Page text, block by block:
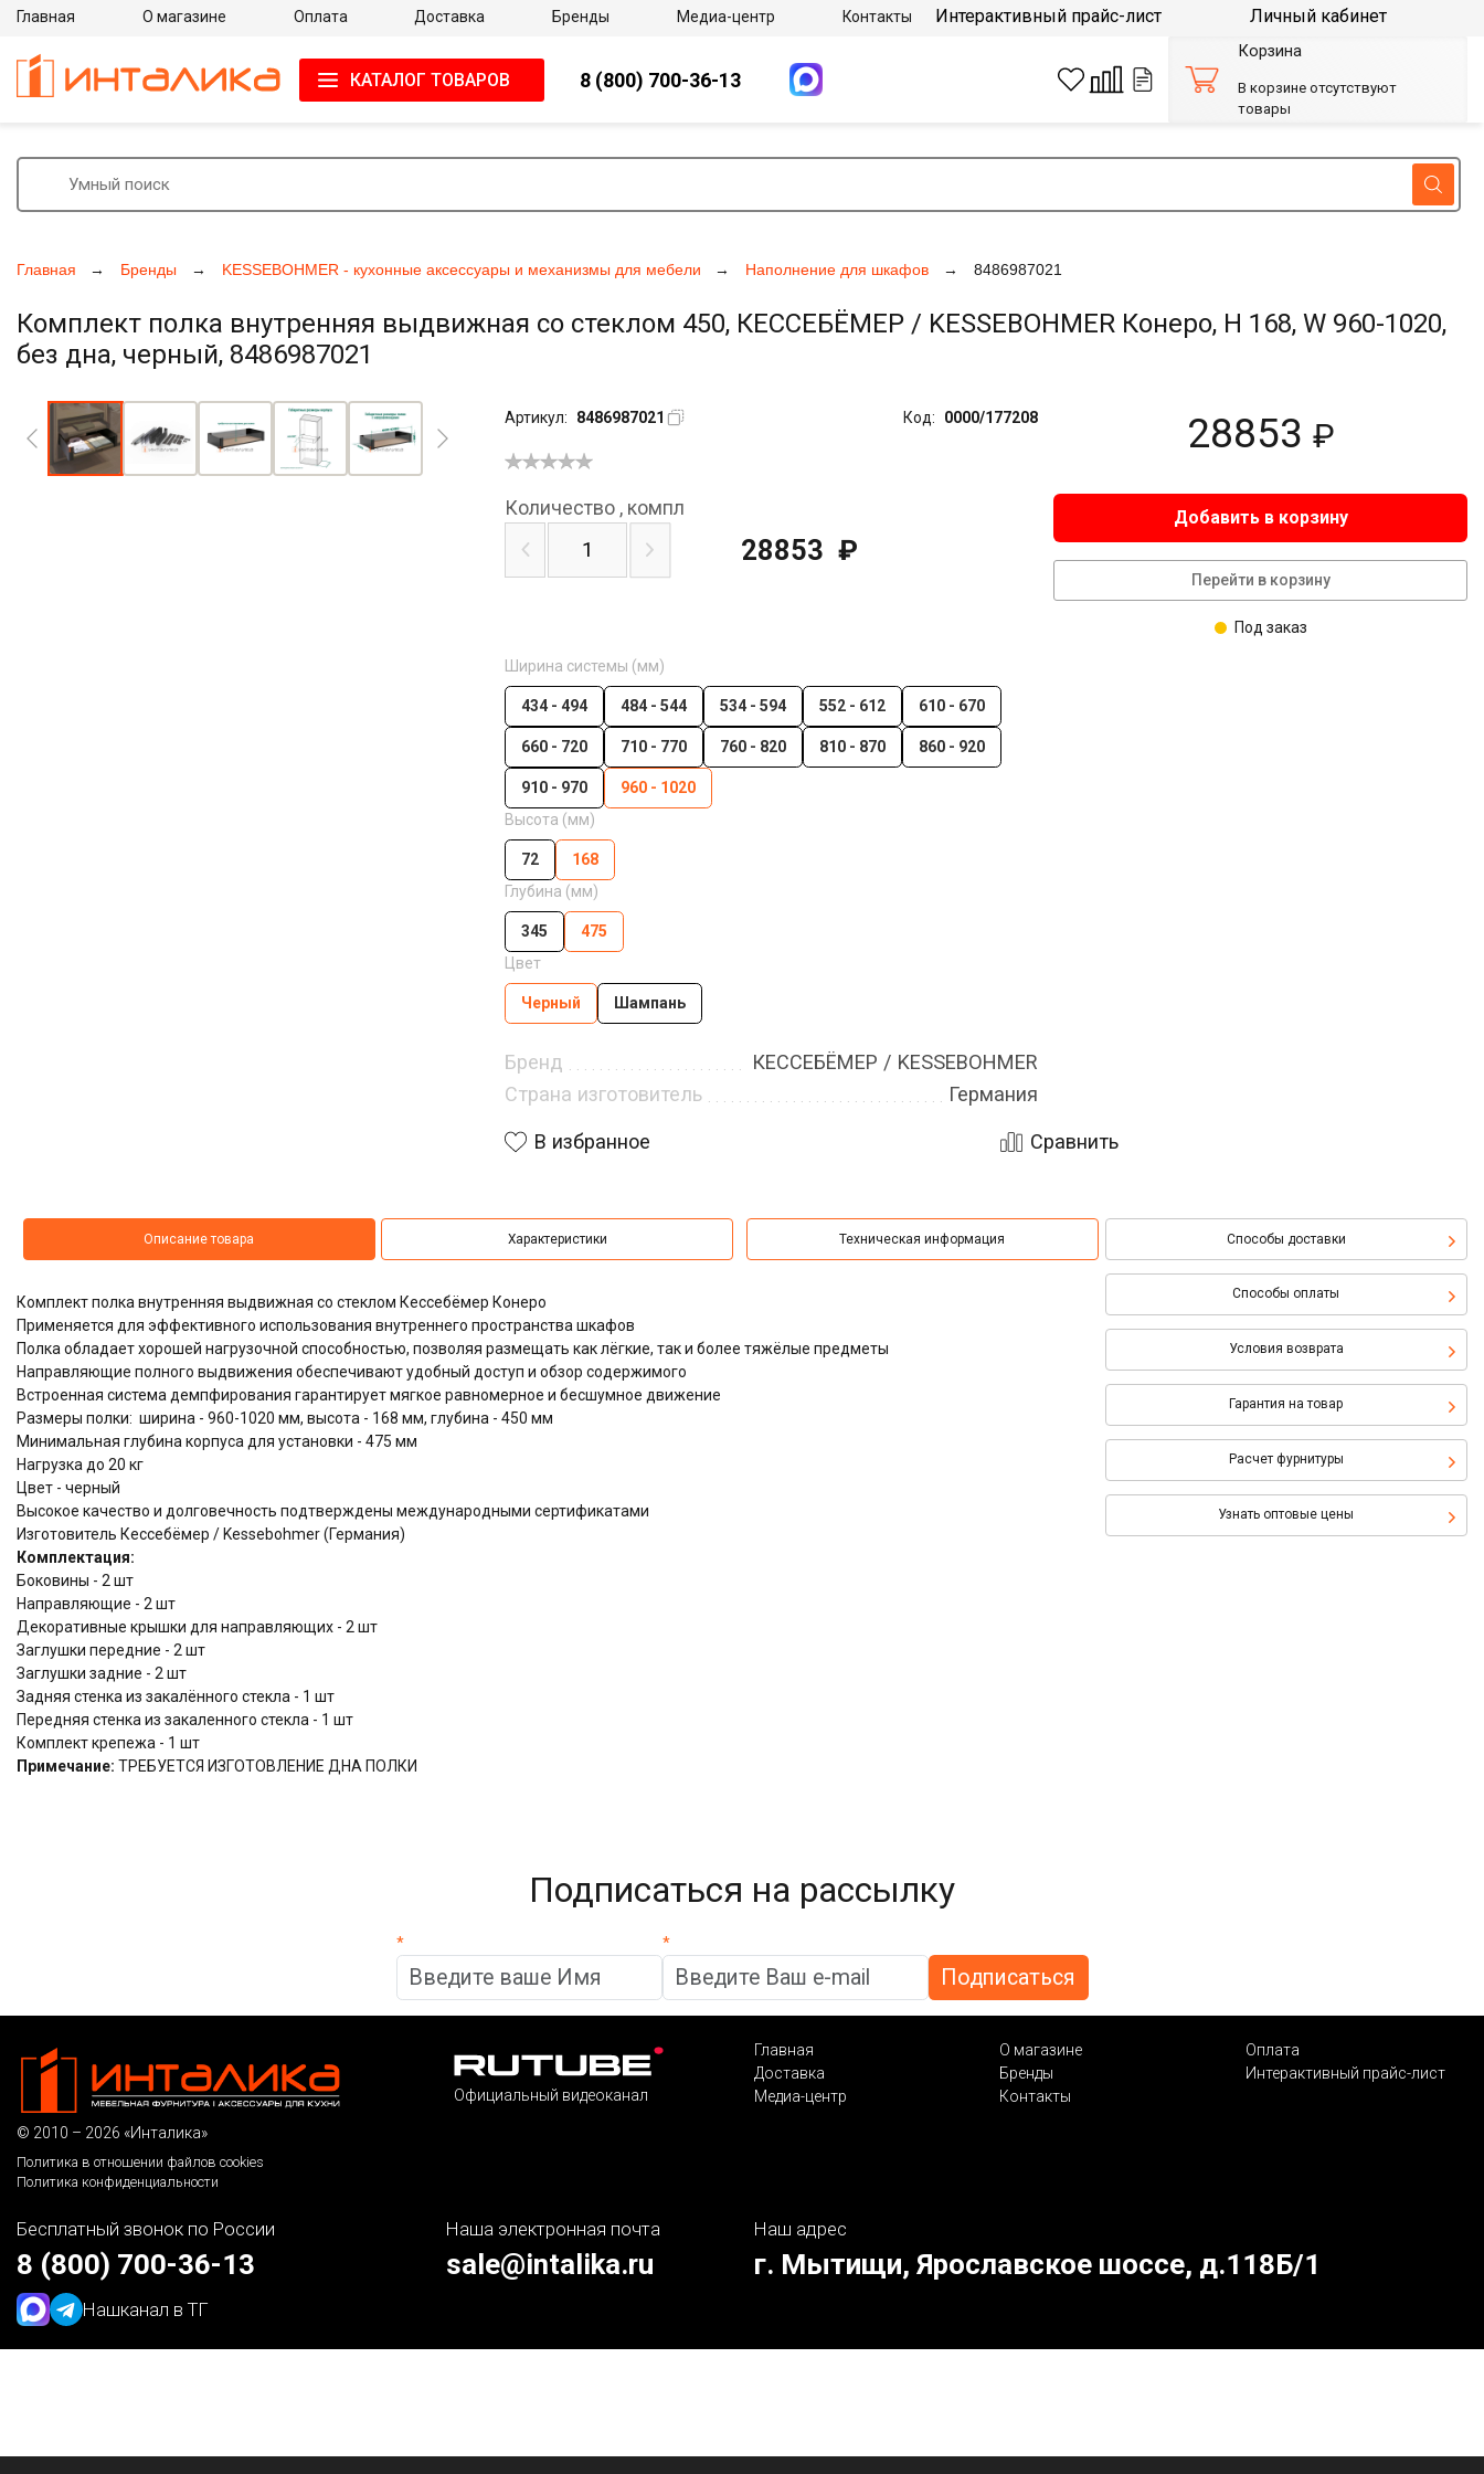
Главная Бренды KESSEBOHMER - кухонные аксессуары и механизмы для мебели Наполнение для шкафов 8486987021
Комплект полка внутренняя выдвижная со стеклом 450, КЕССЕБЁМЕР / KESSEBOHMER Конеро, H 168, W 960-1020,
без дна, черный, 8486987021
Артикул: 8486987021 Код: 0000/177208 28853 ₽
Ширина системы (мм)
434 - 494 484 - 544 534 - 594 552 - 612 610 - 670
660 - 720 710 - 770 760 - 820 810 - 870 860 - 920
910 - 970
960 - 1020
Высота (мм)
72
168
Глубина (мм)
345
475
Цвет
Черный Шампань
Бренд
КЕССЕБЁМЕР / KESSEBOHMER
Страна изготовитель
Германия
Количество , компл
28853 ₽
Добавить в корзину
Перейти в корзину
Под заказ
В избранное Сравнить
Описание товара Характеристики Техническая информация Способы доставки
Способы оплаты
Условия возврата
Гарантия на товар
Расчет фурнитуры
Узнать оптовые цены
Комплект полка внутренняя выдвижная со стеклом Кессебёмер Конеро
Применяется для эффективного использования внутреннего пространства шкафов
Полка обладает хорошей нагрузочной способностью, позволяя размещать как лёгкие, так и более тяжёлые предметы
Направляющие полного выдвижения обеспечивают удобный доступ и обзор содержимого
Встроенная система демпфирования гарантирует мягкое равномерное и бесшумное движение
Размеры полки: ширина - 960-1020 мм, высота - 168 мм, глубина - 450 мм
Минимальная глубина корпуса для установки - 475 мм
Нагрузка до 20 кг
Цвет - черный
Высокое качество и долговечность подтверждены международными сертификатами
Изготовитель Кессебёмер / Kessebohmer (Германия)
Комплектация:
Боковины - 2 шт
Направляющие - 2 шт
Декоративные крышки для направляющих - 2 шт
Заглушки передние - 2 шт
Заглушки задние - 2 шт
Задняя стенка из закалённого стекла - 1 шт
Передняя стенка из закаленного стекла - 1 шт
Комплект крепежа - 1 шт
Примечание: ТРЕБУЕТСЯ ИЗГОТОВЛЕНИЕ ДНА ПОЛКИ
Главная О магазине Оплата Доставка Бренды Медиа-центр Контакты Интерактивный прайс-лист Личный кабинет
КАТАЛОГ ТОВАРОВ 8 (800) 700-36-13
Корзина
В корзине отсутствуют
товары
Подписаться на рассылку
* *
© 2010 – 2026 «Инталика»
Политика в отношении файлов cookies
Политика конфиденциальности
Официальный видеоканал
Главная О магазине
Оплата
Доставка
Бренды
Интерактивный прайс-лист
Медиа-центр
Контакты
Бесплатный звонок по России
8 (800) 700-36-13
Нашканал в ТГ
Наша электронная почта
sale@intalika.ru
Наш адрес
г. Мытищи, Ярославское шоссе, д.118Б/1